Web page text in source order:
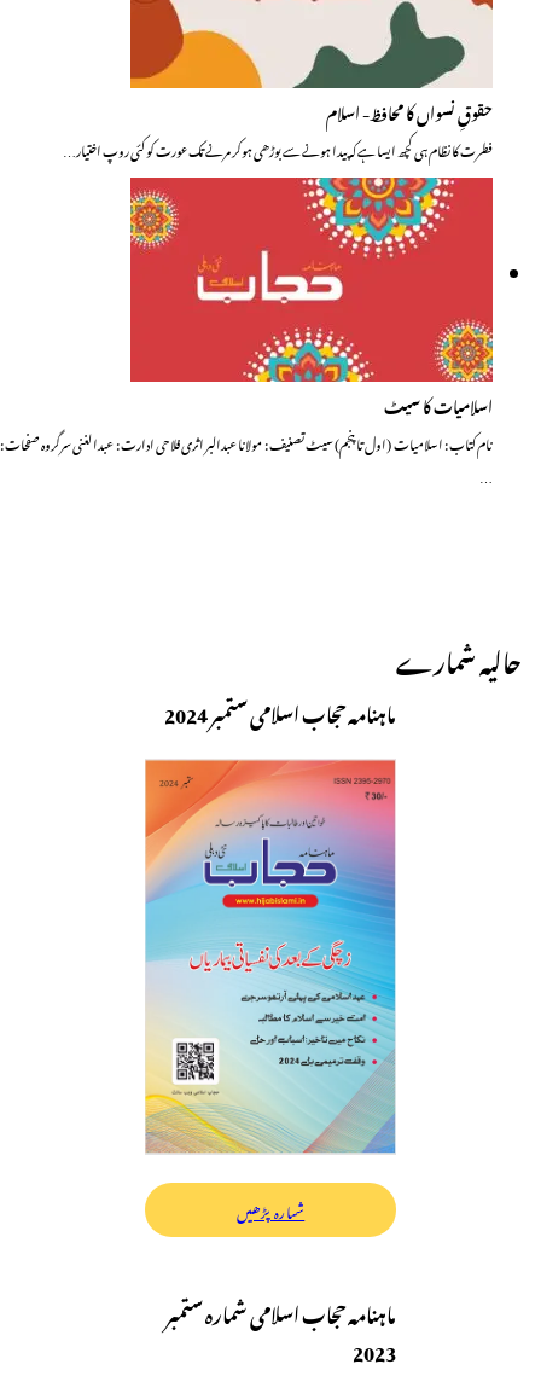
حقوقِ نسواں کا محافظ- اسلام
فطرت کا نظام ہی کچھ ایسا ہے کہ پیدا ہونے سے بوڑھی ہوکر مرنے تک عورت کو کئی روپ اختیار…
اسلامیات کا سیٹ
نام کتاب : اسلامیات (اول تا پنجم) سیٹ تصنیف : مولانا عبدالبر اثری فلاحی ادارت : عبدالغنی سرگروہ صفحات :
…
حالیہ شمارے
ماہنامہ حجاب اسلامی ستمبر 2024
شمارہ پڑھیں
ماہنامہ حجاب اسلامی شمارہ ستمبر
2023